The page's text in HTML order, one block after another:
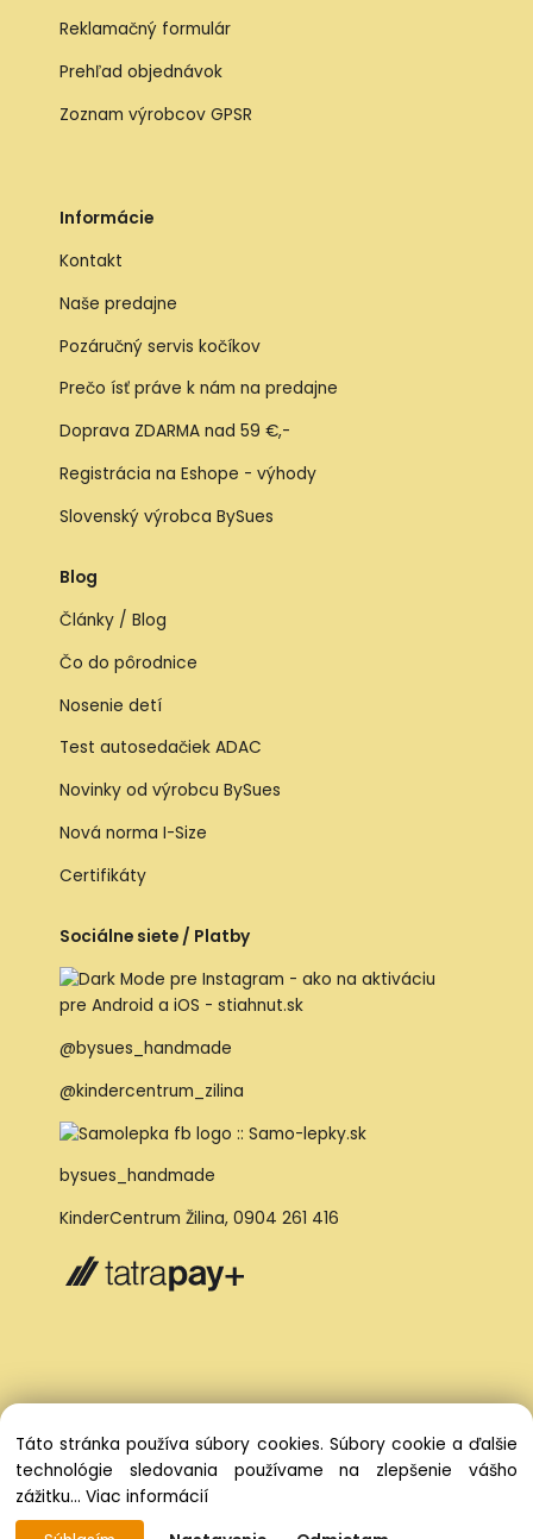
Reklamačný formulár
Prehľad objednávok
Zoznam výrobcov GPSR
Informácie
Kontakt
Naše predajne
Pozáručný servis kočíkov
Prečo ísť práve k nám na predajne
Doprava ZDARMA nad 59 €,-
Registrácia na Eshope - výhody
Slovenský výrobca BySues
Blog
Články / Blog
Čo do pôrodnice
Nosenie detí
Test autosedačiek ADAC
Novinky od výrobcu BySues
Nová norma I-Size
Certifikáty
Sociálne siete / Platby
@bysues_handmade
@kindercentrum_zilina
bysues_handmade
KinderCentrum Žilina, 0904 261 416
Táto stránka používa súbory cookies. Súbory cookie a ďalšie
technológie sledovania používame na zlepšenie vášho
zážitku... Viac informácií